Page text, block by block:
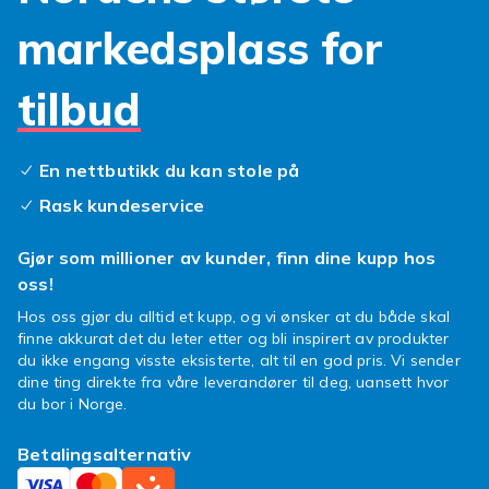
beskytter skjermen i form av
skjermbeskyttere. Det finnes også stilige
deksler å velge mellom som er perfekte å ha
bilen. Sjekk ut alt det billige Samsung Galaxy
Tab A 10.1 (2016)-tilbehøret og finn det du
trenger – velkommen til å prute!
Hvilket Samsung Galaxy Tab A 10.1
nettbrett Tab A 10.1 fra 2016 å velge mellom,
så hvilket er du interessert i? Kanskje et
deksel med kortspor ville være noe? Men ikke
glem at det alltid er lurt å beskytte skjermen
med en skjermbeskytter – beskytter mot riper
Samsung Galaxy Tab A 10.1 (2016)-tilbehør
markedsplass for
tilbud
En nettbutikk du kan stole på
Rask kundeservice
Gjør som millioner av kunder, finn dine kupp hos
oss!
Hos oss gjør du alltid et kupp, og vi ønsker at du både skal
finne akkurat det du leter etter og bli inspirert av produkter
du ikke engang visste eksisterte, alt til en god pris. Vi sender
dine ting direkte fra våre leverandører til deg, uansett hvor
du bor i Norge.
Betalingsalternativ